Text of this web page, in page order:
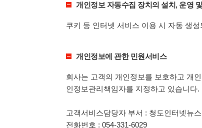
개인정보 자동수집 장치의 설치, 운영
쿠키 등 인터넷 서비스 이용 시 자동 생
개인정보에 관한 민원서비스
회사는 고객의 개인정보를 보호하고 개
인정보관리책임자를 지정하고 있습니다.
고객서비스담당자 부서 : 청도인터넷뉴
전화번호 : 054-331-6029